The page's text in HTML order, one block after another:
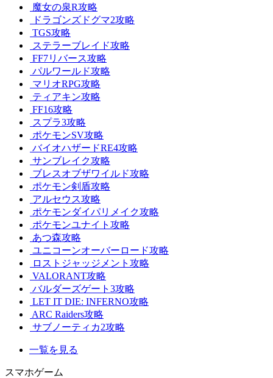
魔女の泉R攻略
ドラゴンズドグマ2攻略
TGS攻略
ステラーブレイド攻略
FF7リバース攻略
パルワールド攻略
マリオRPG攻略
ティアキン攻略
FF16攻略
スプラ3攻略
ポケモンSV攻略
バイオハザードRE4攻略
サンブレイク攻略
ブレスオブザワイルド攻略
ポケモン剣盾攻略
アルセウス攻略
ポケモンダイパリメイク攻略
ポケモンユナイト攻略
あつ森攻略
ユニコーンオーバーロード攻略
ロストジャッジメント攻略
VALORANT攻略
バルダーズゲート3攻略
LET IT DIE: INFERNO攻略
ARC Raiders攻略
サブノーティカ2攻略
一覧を見る
スマホゲーム